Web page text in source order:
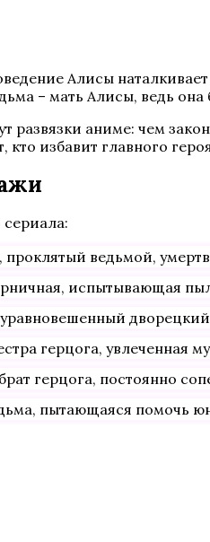
Алисы
– мать Алисы, ведь
развязки аниме: чем
кто избавит главного
ведьмой,
испытывающая
дворецкий
герцога, увлеченная
герцога, постоянно
пытающаяся помочь